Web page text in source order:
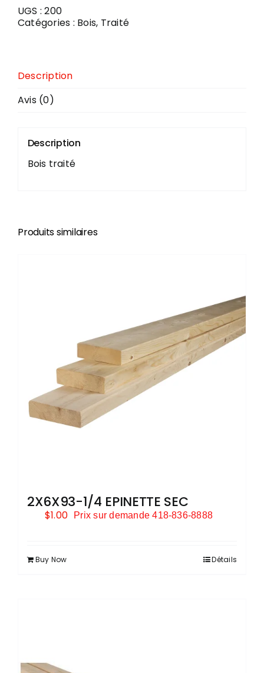
BRUN
2X4X10
UGS :200
Catégories : Bois, Traité
Description
Avis (0)
Description
Bois traité
Produits similaires
2X6X93-1/4 EPINETTE SEC
$1.00 Prix sur demande 418-836-8888
Buy Now Détails